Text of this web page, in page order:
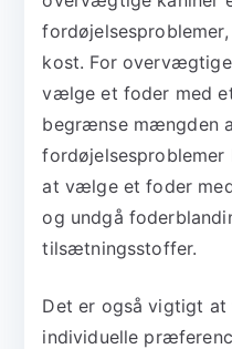
kost. For
vælge et foder med
begrænse mængden
at vælge et foder
og undgå
tilsætningsstoffer.
Det er også vigtigt at
individuelle